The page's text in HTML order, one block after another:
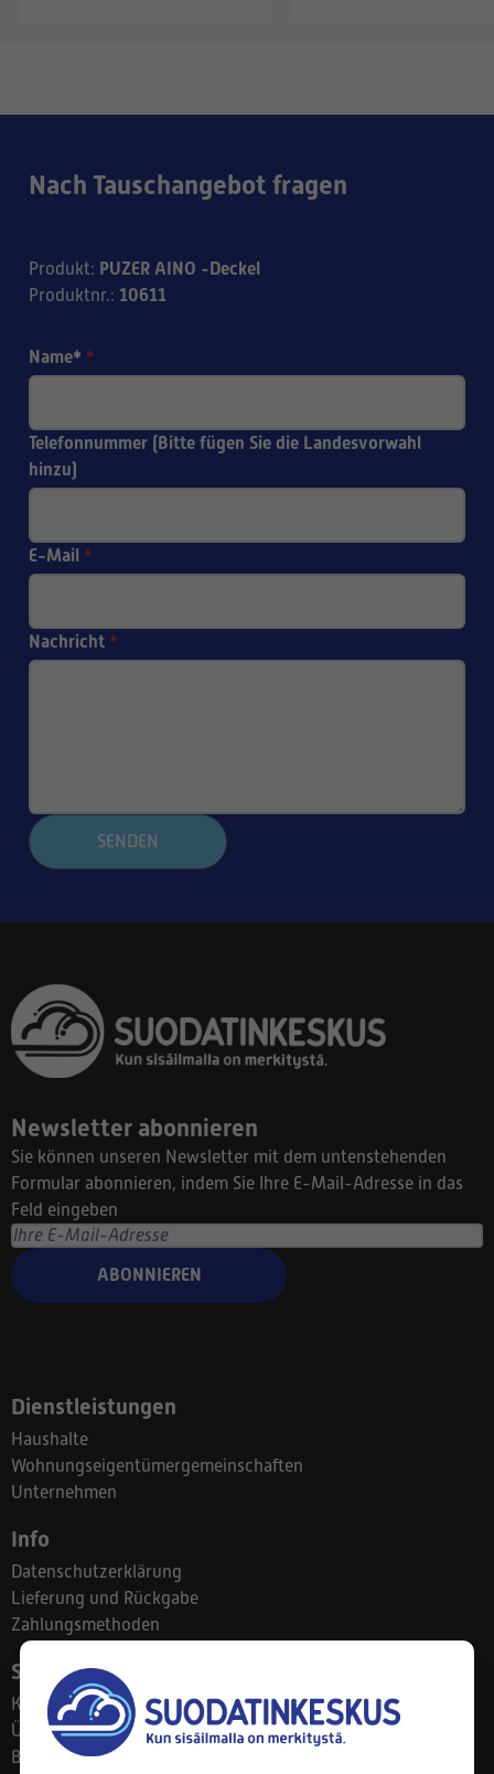
Nach Tauschangebot fragen
Produkt: PUZER AINO -Deckel
Produktnr.: 10611
Name* *
Telefonnummer (Bitte fügen Sie die Landesvorwahl
hinzu)
E-Mail *
Nachricht *
SENDEN
Newsletter abonnieren
Sie können unseren Newsletter mit dem untenstehenden
Formular abonnieren, indem Sie Ihre E-Mail-Adresse in das
Feld eingeben
ABONNIEREN
Dienstleistungen
Haushalte
Wohnungseigentümergemeinschaften
Unternehmen
Info
Datenschutzerklärung
Lieferung und Rückgabe
Zahlungsmethoden
Suodatinkeskus
Kontakt
Über uns
Blog